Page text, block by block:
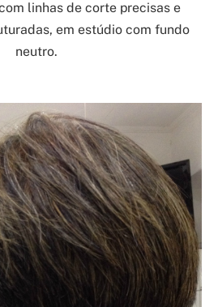
linhas de corte precisas e
em estúdio com fundo
neutro.